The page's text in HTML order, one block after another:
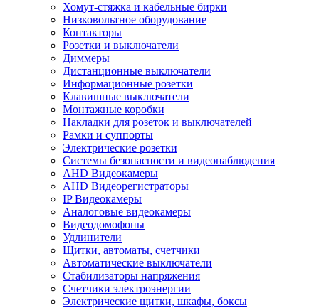
Хомут-стяжка и кабельные бирки
Низковольтное оборудование
Контакторы
Розетки и выключатели
Диммеры
Дистанционные выключатели
Информационные розетки
Клавишные выключатели
Монтажные коробки
Накладки для розеток и выключателей
Рамки и суппорты
Электрические розетки
Системы безопасности и видеонаблюдения
AHD Видеокамеры
AHD Видеорегистраторы
IP Видеокамеры
Аналоговые видеокамеры
Видеодомофоны
Удлинители
Щитки, автоматы, счетчики
Автоматические выключатели
Стабилизаторы напряжения
Счетчики электроэнергии
Электрические щитки, шкафы, боксы